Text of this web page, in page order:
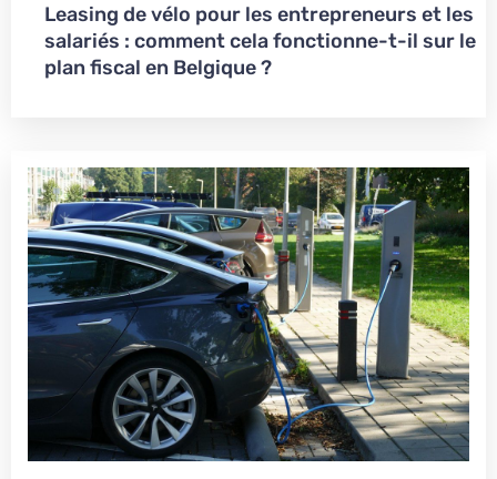
Leasing de vélo pour les entrepreneurs et les
salariés : comment cela fonctionne-t-il sur le
plan fiscal en Belgique ?